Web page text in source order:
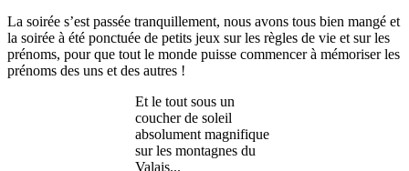
La soirée s’est passée tranquillement, nous avons tous bien mangé et
la soirée à été ponctuée de petits jeux sur les règles de vie et sur les
prénoms, pour que tout le monde puisse commencer à mémoriser les
prénoms des uns et des autres !
Et le tout sous un
coucher de soleil
absolument magnifique
sur les montagnes du
Valais...